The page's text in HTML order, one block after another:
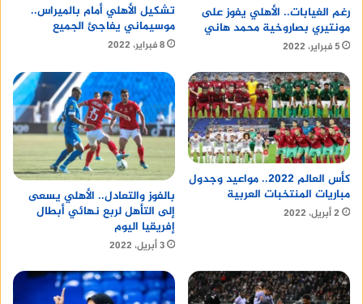
رغم الغيابات.. الأهلي يفوز على
مونتيري بصاروخية محمد هاني
5 فبراير، 2022
تشكيل الأهلي أمام بالميراس..
موسيماني يفاجئ الجميع
8 فبراير، 2022
كأس العالم 2022.. مواعيد وجدول
مباريات المنتخبات العربية
2 أبريل، 2022
بالفوز والتعادل.. الأهلي يسعى
إلى التأهل لربع نهائي أبطال
إفريقيا اليوم
3 أبريل، 2022